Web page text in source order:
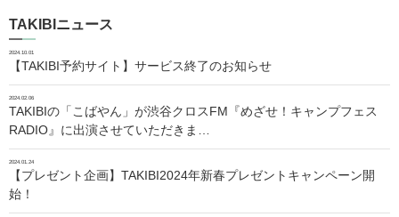
TAKIBIニュース
2024.10.01
【TAKIBI予約サイト】サービス終了のお知らせ
2024.02.06
TAKIBIの「こばやん」が渋谷クロスFM『めざせ！キャンプフェス
RADIO』に出演させていただきま…
2024.01.24
【プレゼント企画】TAKIBI2024年新春プレゼントキャンペーン開
始！